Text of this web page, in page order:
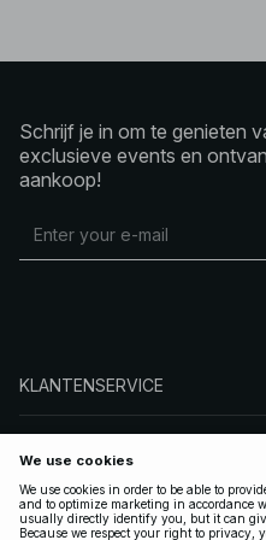
Schrijf je in om te genieten
exclusieve events en
aankoop!
KLANTENSERVICE
VOLG ONS